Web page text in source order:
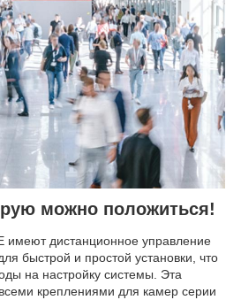
можно положиться!
имеют дистанционное управление
быстрой и простой установки, что
на настройку системы. Эта
креплениями для камер серии